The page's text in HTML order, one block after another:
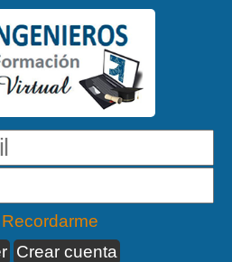
Recordarme
Crear cuenta